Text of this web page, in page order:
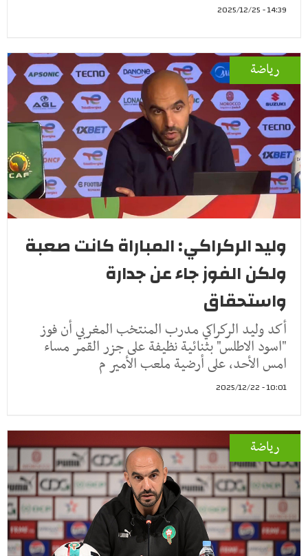
14:39 - 2025/12/25
رياضة
وليد الركراكي: المباراة كانت صعبة
ولكن الفوز جاء عن جدارة
واستحقاق
أكد وليد الركراكي مدرب المنتخب المغربي أن فوز
"اسود الاطلس" بثنائية نظيفة على جزر القمر مساء
امس الأحد، على أرضية ملعب الأمير م
10:01 - 2025/12/22
رياضة